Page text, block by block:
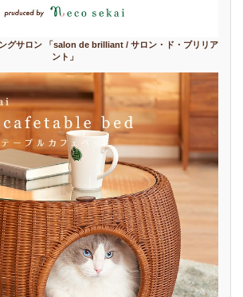
グサロン 「salon de brilliant / サロン・ド・ブリリア
ント」